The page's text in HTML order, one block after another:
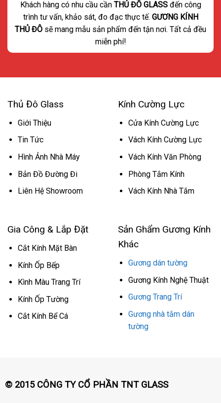
Khách hàng có nhu cầu cần THỦ ĐÔ GLASS đến công
trình tư vấn, khảo sát, đo đạc thực tế. GƯƠNG KÍNH
THỦ ĐÔ sẽ mang mẫu sản phẩm đến tận nơi. Tất cả đều
miễn phí!
Thủ Đô Glass
Giới Thiệu
Tin Tức
Hình Ảnh Nhà Máy
Bản Đồ Đường Đi
Liên Hệ Showroom
Kính Cường Lực
Cửa Kính Cường Lực
Vách Kính Cường Lực
Vách Kính Văn Phòng
Phòng Tắm Kính
Vách Kính Nhà Tắm
Gia Công & Lắp Đặt
Cắt Kính Mặt Bàn
Kính Ốp Bếp
Kình Màu Trang Trí
Kính Ốp Tường
Cắt Kính Bể Cá
Sản Ghẩm Gương Kính
Khác
Gương dán tường
Gương Kính Nghệ Thuật
Gương Trang Trí
Gương nhà tắm dán
tường
© 2015 CÔNG TY CỔ PHẦN TNT GLASS